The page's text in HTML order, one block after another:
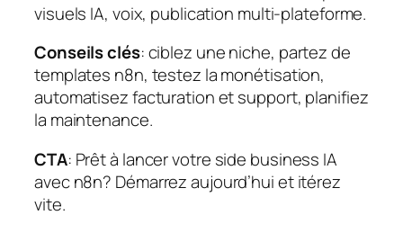
visuels IA, voix, publication multi‑plateforme.
Conseils clés: ciblez une niche, partez de
templates n8n, testez la monétisation,
automatisez facturation et support, planifiez
la maintenance.
CTA: Prêt à lancer votre side business IA
avec n8n? Démarrez aujourd’hui et itérez
vite.